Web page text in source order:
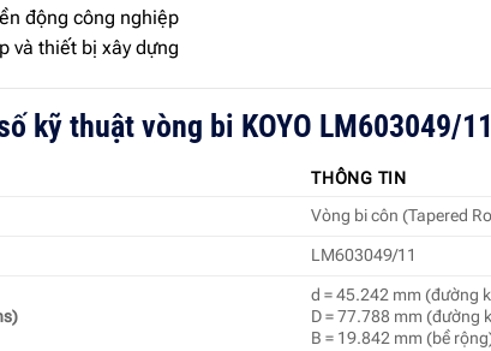
động công nghiệp
và thiết bị xây dựng
kỹ thuật vòng bi KOYO LM603049/11
THÔNG TIN
Vòng bi côn (Tapered
LM603049/11
d = 45.242 mm (đường
D = 77.788 mm (đường
B = 19.842 mm (bề